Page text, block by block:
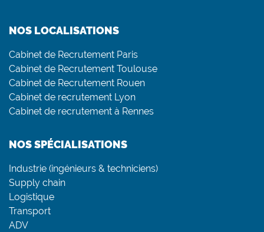
NOS LOCALISATIONS
Cabinet de Recrutement Paris
Cabinet de Recrutement Toulouse
Cabinet de Recrutement Rouen
Cabinet de recrutement Lyon
Cabinet de recrutement à Rennes
NOS SPÉCIALISATIONS
Industrie (ingénieurs & techniciens)
Supply chain
Logistique
Transport
ADV